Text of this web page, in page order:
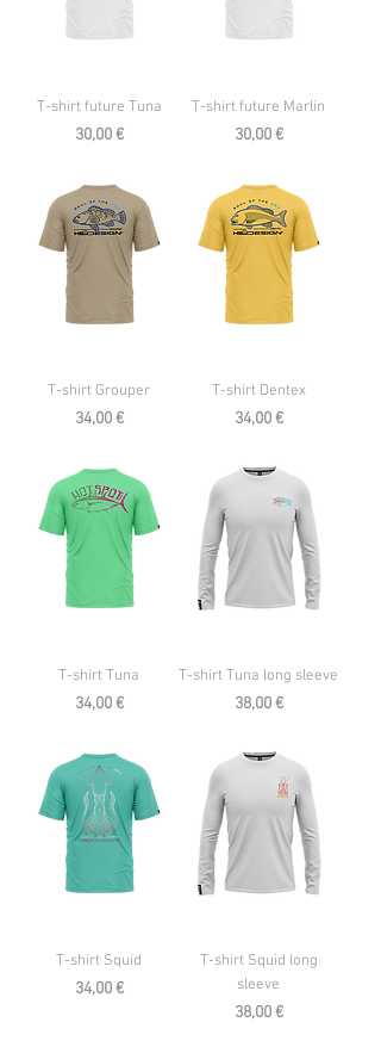
T-shirt future Tuna
Prezzo
30,00 €
T-shirt future Marlin
Prezzo
30,00 €
T-shirt Grouper
Prezzo
34,00 €
T-shirt Dentex
Prezzo
34,00 €
T-shirt Tuna
Prezzo
34,00 €
T-shirt Tuna long sleeve
Prezzo
38,00 €
T-shirt Squid
Prezzo
34,00 €
T-shirt Squid long
sleeve
Prezzo
38,00 €